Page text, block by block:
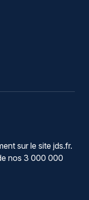
sur le site jds.fr.
nos 3 000 000